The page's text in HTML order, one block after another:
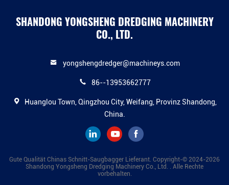
SHANDONG YONGSHENG DREDGING MACHINERY
CO., LTD.
yongshengdredger@machineys.com
86--13953662777
Huanglou Town, Qingzhou City, Weifang, Provinz Shandong,
China.
Gute Qualität Chinas Schnitt-Saugbagger Lieferant. Copyright-© 2024-2026
Shandong Yongsheng Dredging Machinery Co., Ltd. . Alle Rechte
vorbehalten.